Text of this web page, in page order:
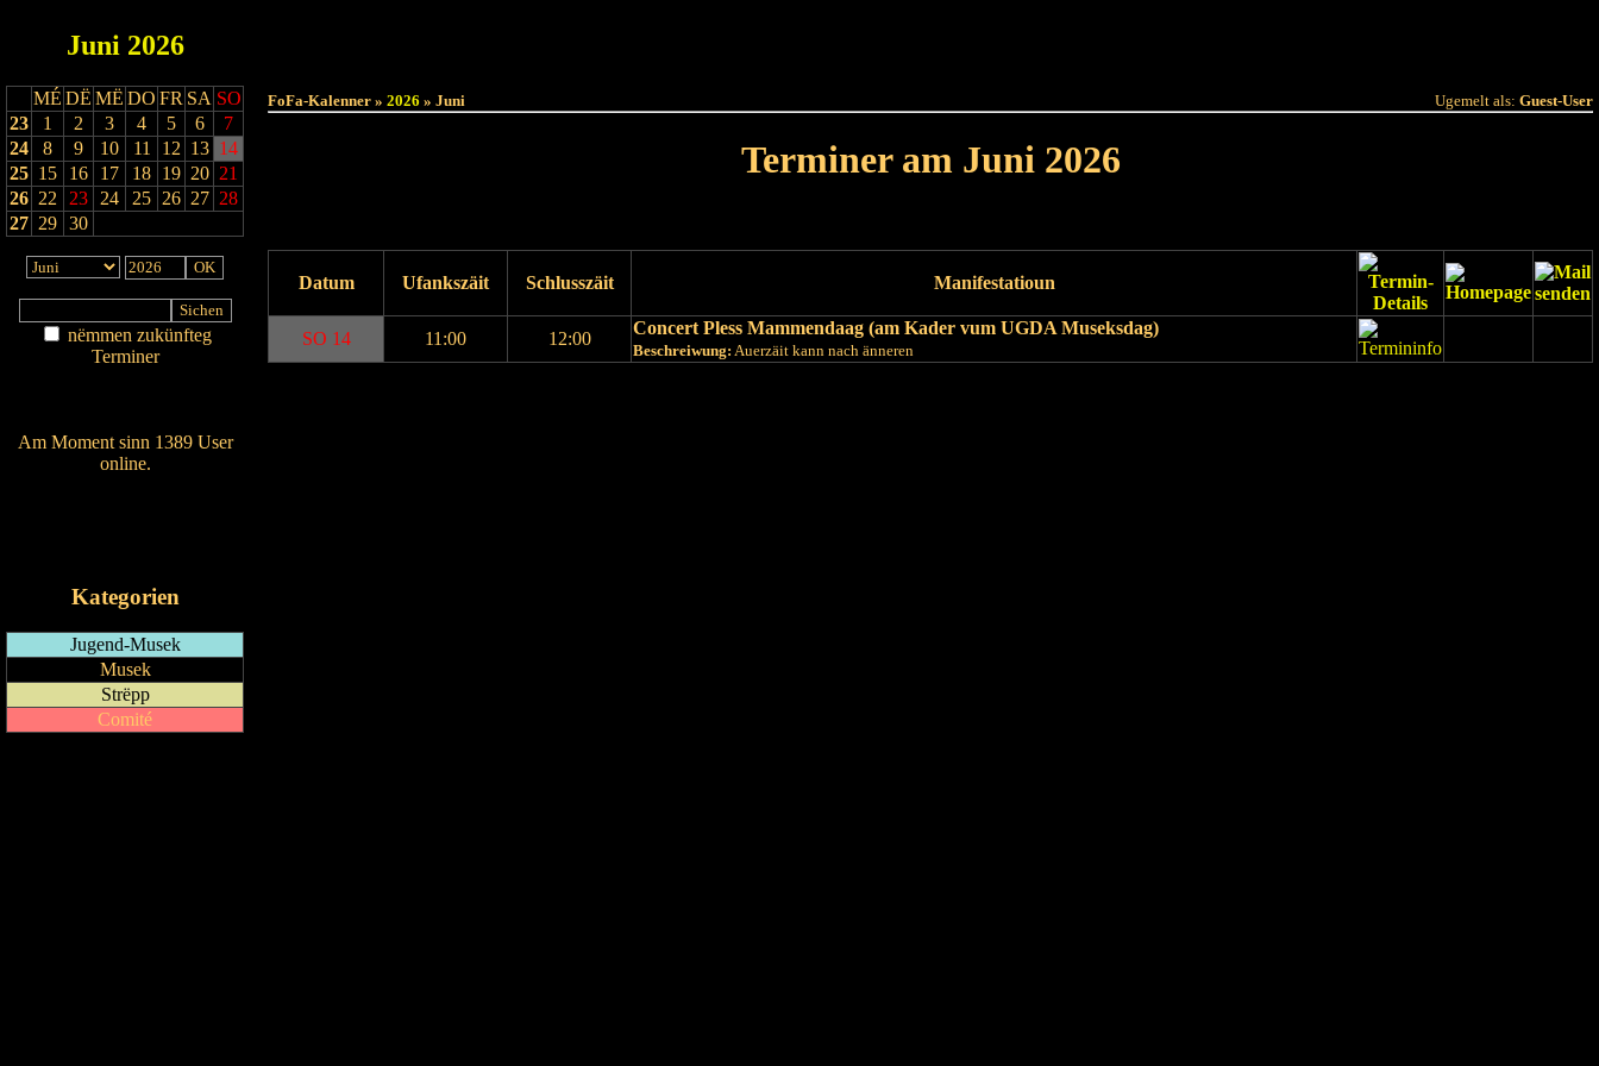
Juni 2026
MÉ DË MË DO FR SA SO
23
1 2 3 4 5 6
7
24
8 9 10 11 12 13 14
25 15 16 17 18 19 20 21
26 22 23 24 25 26 27 28
27 29 30
nëmmen zukünfteg
Terminer
Am Moment sinn 1389 User
online.
Kategorien
Jugend-Musek
Musek
Strëpp
Comité
FoFa-Kalenner » 2026 » Juni Ugemelt als: Guest-User
Terminer am Juni 2026
Datum Ufankszäit Schlusszäit Manifestatioun
SO 14 11:00 12:00
Concert Pless Mammendaag (am Kader vum UGDA Museksdag)
Beschreiwung: Auerzäit kann nach änneren